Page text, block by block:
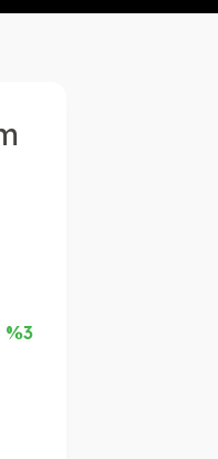
%3